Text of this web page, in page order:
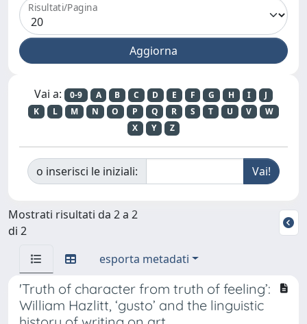
Risultati/Pagina
Vai a: 0-9 A B C D E F G H I
J
K
L M N O P Q R S T U V
W
X
Y Z
o inserisci le iniziali:
Mostrati risultati da 2 a 2
di 2
esporta metadati
'Truth of character from truth of feeling’:
William Hazlitt, ‘gusto’ and the linguistic